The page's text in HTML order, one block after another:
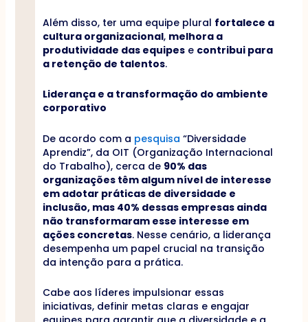
Além disso, ter uma equipe plural fortalece a
cultura organizacional, melhora a
produtividade das equipese contribui para
a retenção de talentos.
Liderança e a transformação do ambiente
corporativo
De acordo com a pesquisa “Diversidade
Aprendiz”, da OIT (Organização Internacional
do Trabalho), cerca de 90% das
organizações têm algum nível de interesse
em adotar práticas de diversidade e
inclusão, mas 40% dessas empresas ainda
não transformaram esse interesse em
ações concretas. Nesse cenário, a liderança
desempenha um papel crucial na transição
da intenção para a prática.
Cabe aos líderes impulsionar essas
iniciativas, definir metas claras e engajar